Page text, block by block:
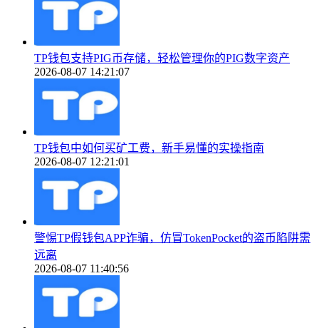
TP钱包支持PIG币存储，轻松管理你的PIG数字资产
2026-08-07 14:21:07
TP钱包中如何买矿工费，新手易懂的实操指南
2026-08-07 12:21:01
警惕TP假钱包APP诈骗，仿冒TokenPocket的盗币陷阱需
远离
2026-08-07 11:40:56